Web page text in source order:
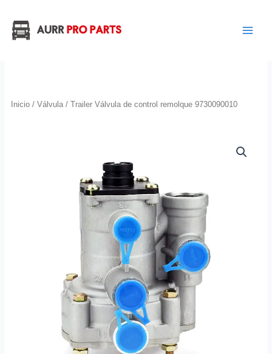
contenido
Inicio/ Válvula/ Trailer Válvula de control remolque 9730090010